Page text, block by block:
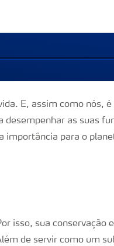
E, assim como nós,
desempenhar as suas
importância para o
isso, sua conservação
de servir como um